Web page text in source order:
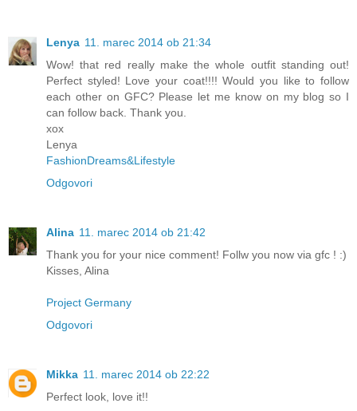
Lenya 11. marec 2014 ob 21:34
Wow! that red really make the whole outfit standing out!
Perfect styled! Love your coat!!!! Would you like to follow
each other on GFC? Please let me know on my blog so I
can follow back. Thank you.
xox
Lenya
FashionDreams&Lifestyle
Odgovori
Alina 11. marec 2014 ob 21:42
Thank you for your nice comment! Follw you now via gfc ! :)
Kisses, Alina
Project Germany
Odgovori
Mikka 11. marec 2014 ob 22:22
Perfect look, love it!!